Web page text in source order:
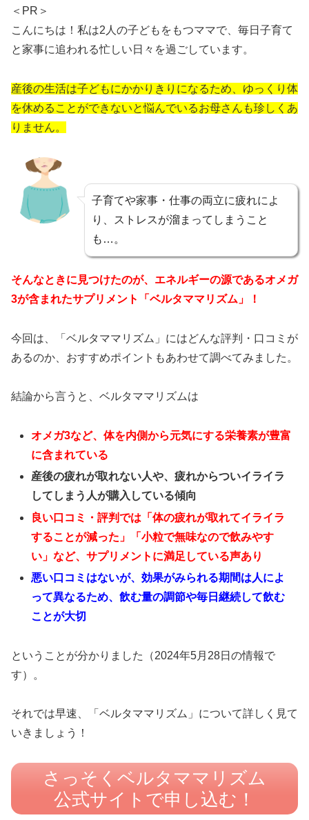
＜PR＞
こんにちは！私は2人の子どもをもつママで、毎日子育て
と家事に追われる忙しい日々を過ごしています。
産後の生活は子どもにかかりきりになるため、ゆっくり体
を休めることができないと悩んでいるお母さんも珍しくあ
りません。
子育てや家事・仕事の両立に疲れによ
り、ストレスが溜まってしまうこと
も…。
そんなときに見つけたのが、エネルギーの源であるオメガ
3が含まれたサプリメント「ベルタママリズム」！
今回は、「ベルタママリズム」にはどんな評判・口コミが
あるのか、おすすめポイントもあわせて調べてみました。
結論から言うと、ベルタママリズムは
オメガ3など、体を内側から元気にする栄養素が豊富
に含まれている
産後の疲れが取れない人や、疲れからついイライラ
してしまう人が購入している傾向
良い口コミ・評判では「体の疲れが取れてイライラ
することが減った」「小粒で無味なので飲みやす
い」など、サプリメントに満足している声あり
悪い口コミはないが、効果がみられる期間は人によ
って異なるため、飲む量の調節や毎日継続して飲む
ことが大切
ということが分かりました（2024年5月28日の情報で
す）。
それでは早速、「ベルタママリズム」について詳しく見て
いきましょう！
さっそくベルタママリズム
公式サイトで申し込む！